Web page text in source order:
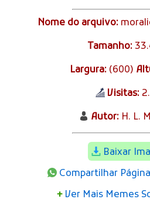
Nome do arquivo:
Tamanho:
Largura: (600)
Visitas:
Autor:H. L.
Baixar
Compartilhar
+ Ver Mais Memes